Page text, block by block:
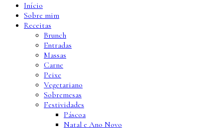
Início
Sobre mim
Receitas
Brunch
Entradas
Massas
Carne
Peixe
Vegetariano
Sobremesas
Festividades
Páscoa
Natal e Ano Novo